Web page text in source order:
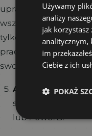
uprawnionych, gdzie
wszystkich
tylko zgłoszenia
pracownik ma
swoich własnych
Analiza Wniosków
się za pomocą
lub PowerBI
Używamy
analizy
jak
analitycznym,
im
Ciebie z ich
POKAŻ